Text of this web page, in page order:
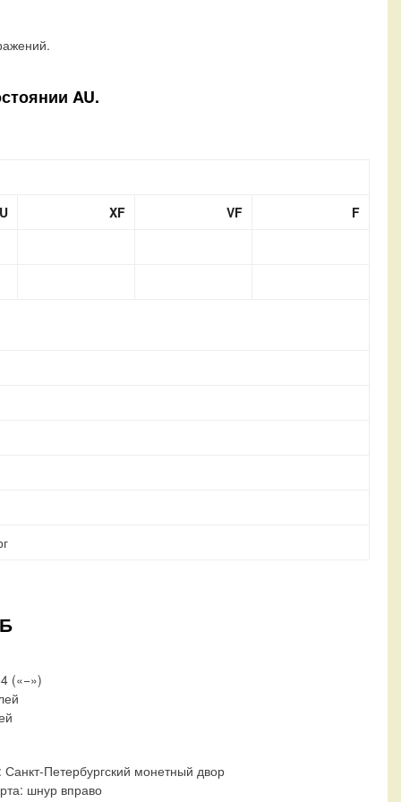
AU.
XF VF F
(«−»)
Санкт-Петербургский монетный двор
шнур вправо